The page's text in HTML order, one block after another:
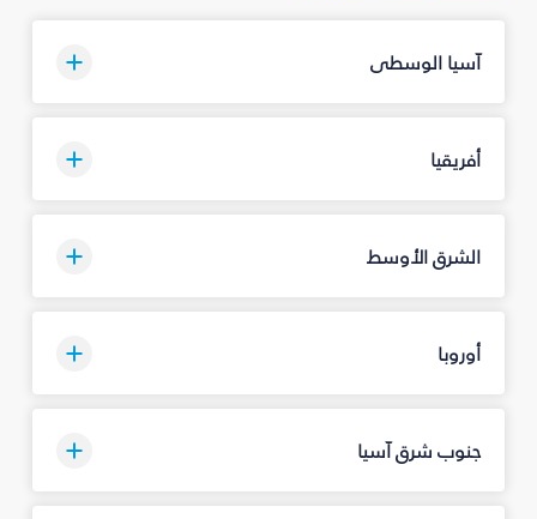
آسيا الوسطى
أفريقيا
الشرق الأوسط
أوروبا
جنوب شرق آسيا